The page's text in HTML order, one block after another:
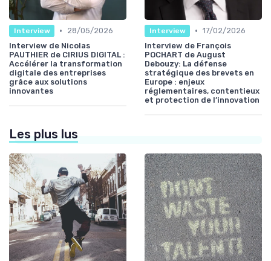
Interview •
28/05/2026
Interview de Nicolas
PAUTHIER de CIRIUS DIGITAL :
Accélérer la transformation
digitale des entreprises
grâce aux solutions
innovantes
Interview • 17/02/2026
Interview de François
POCHART de August
Debouzy: La défense
stratégique des brevets en
Europe : enjeux
réglementaires, contentieux
et protection de l’innovation
Les plus lus